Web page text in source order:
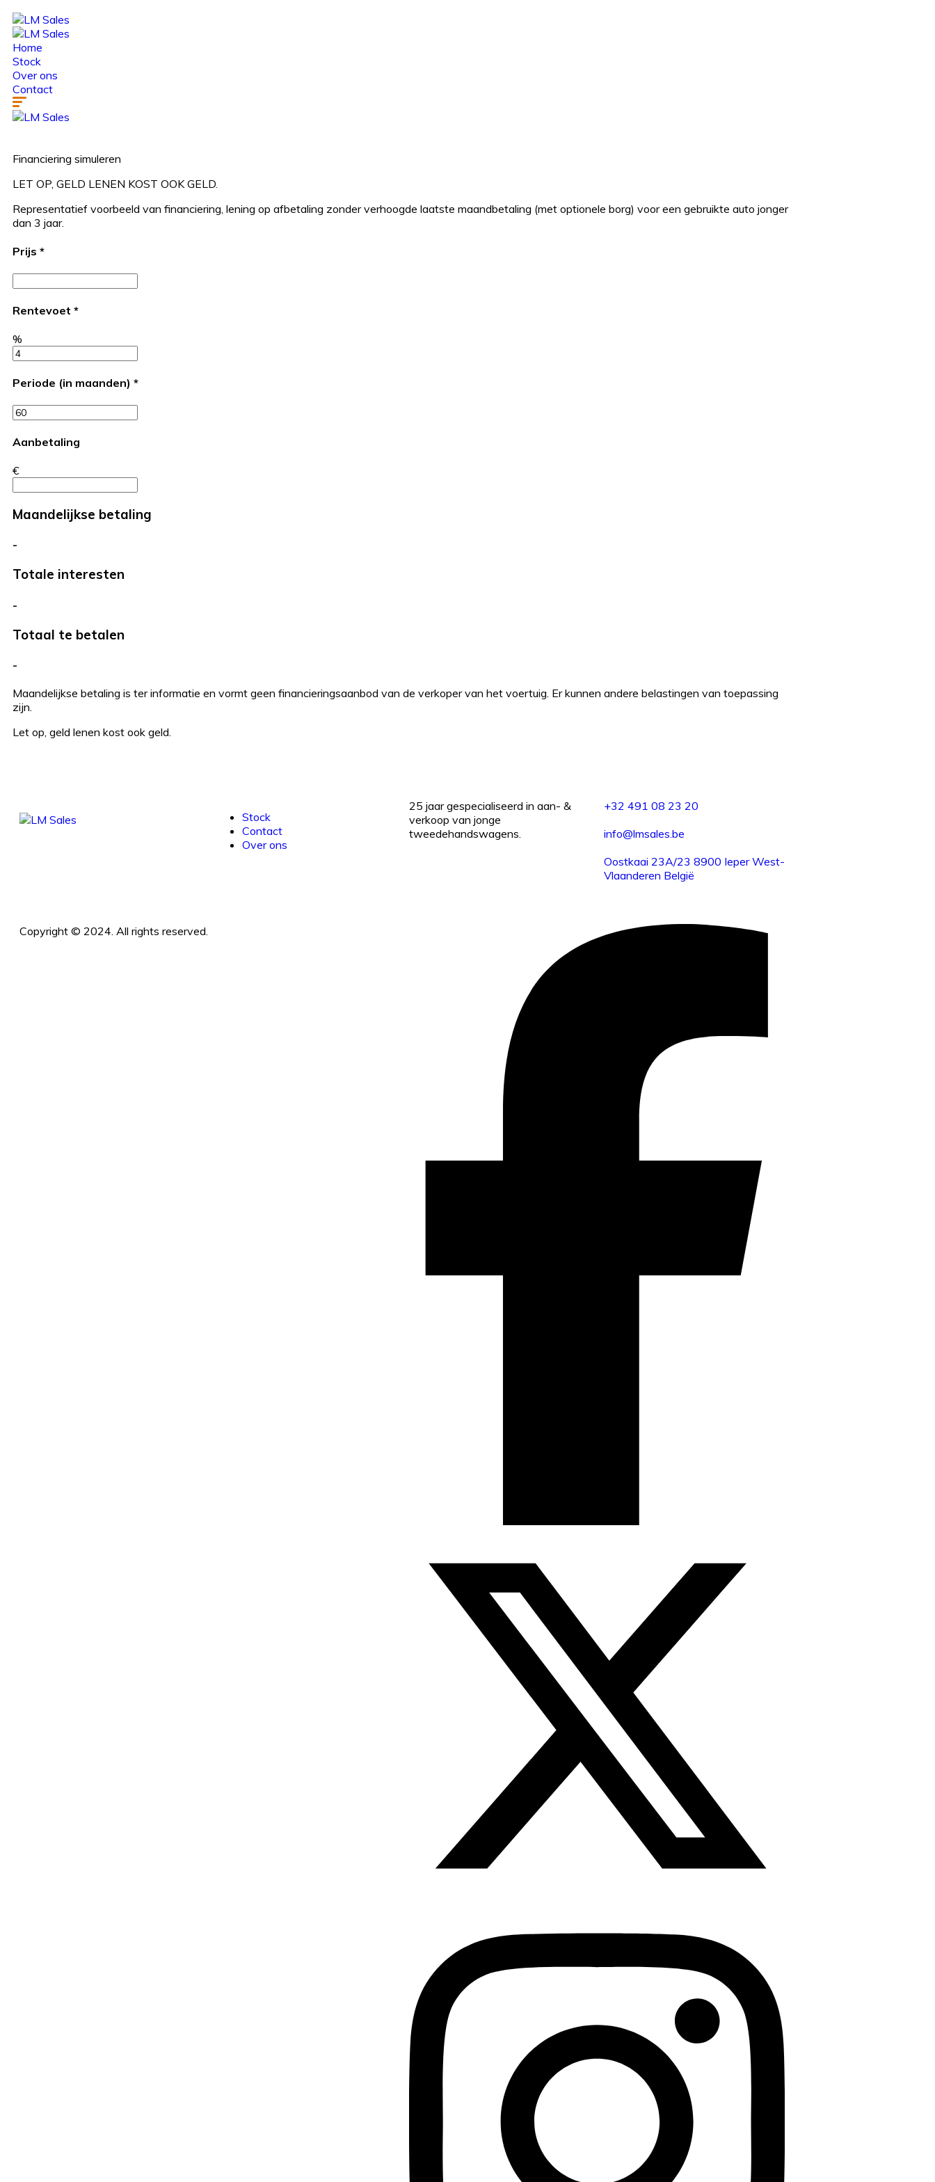
Home
Stock
Over ons
Contact
Financiering simuleren
LET OP, GELD LENEN KOST OOK GELD.
Representatief voorbeeld van financiering, lening op afbetaling zonder verhoogde laatste maandbetaling (met optionele borg) voor een gebruikte auto jonger
dan 3 jaar.
Prijs *
Rentevoet *
%
Periode (in maanden) *
Aanbetaling
€
Maandelijkse betaling
-
Totale interesten
-
Totaal te betalen
-
Maandelijkse betaling is ter informatie en vormt geen financieringsaanbod van de verkoper van het voertuig. Er kunnen andere belastingen van toepassing
zijn.
Let op, geld lenen kost ook geld.
Stock
Contact
Over ons
25 jaar gespecialiseerd in aan- &
verkoop van jonge
tweedehandswagens.
+32 491 08 23 20
info@lmsales.be
Oostkaai 23A/23 8900 Ieper West-
Vlaanderen België
Copyright © 2024. All rights reserved.